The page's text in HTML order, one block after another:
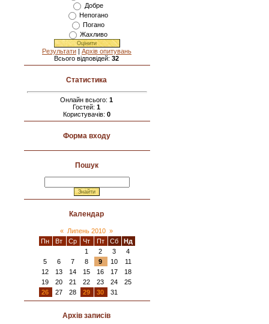
Добре
Непогано
Погано
Жахливо
Результати | Архів опитувань
Всього відповідей:32
Статистика
Онлайн всього:1
Гостей:1
Користувачів: 0
Форма входу
Пошук
Календар
« Липень 2010 »
Пн
Вт Ср Чт Пт Сб
Нд
1
2 3
4
5
6 7 8 9 10
11
12
13 14 15 16 17
18
19
20 21 22 23 24
25
26
27 28 29 30 31
Архів записів